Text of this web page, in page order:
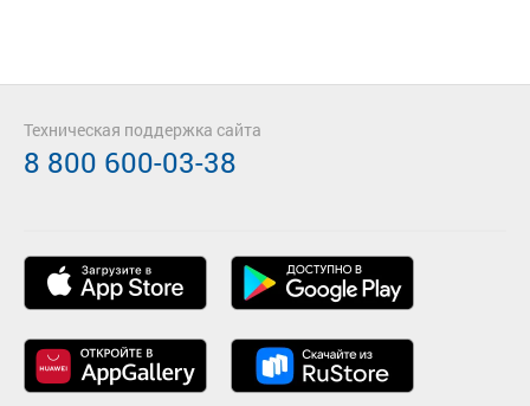
Техническая поддержка сайта
8 800 600-03-38